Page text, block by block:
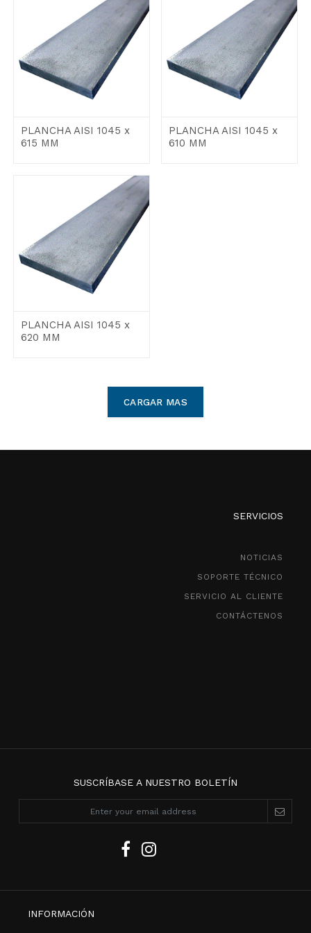
PLANCHA AISI 1045 x
615 MM
PLANCHA AISI 1045 x
610 MM
PLANCHA AISI 1045 x
620 MM
CARGAR MAS
SERVICIOS
NOTICIAS
SOPORTE TÉCNICO
SERVICIO AL CLIENTE
CONTÁCTENOS
SUSCRÍBASE A NUESTRO BOLETÍN
INFORMACIÓN